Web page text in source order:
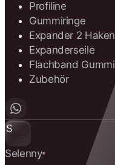
Profiline
Gummiringe
Expander 2 Haken
Expanderseile
Flachband Gummi
Zubehör
S
Selenny®